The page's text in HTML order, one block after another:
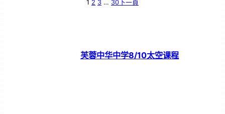
1 2 3 … 30 下一頁
芙蓉中华中学8/10太空课程